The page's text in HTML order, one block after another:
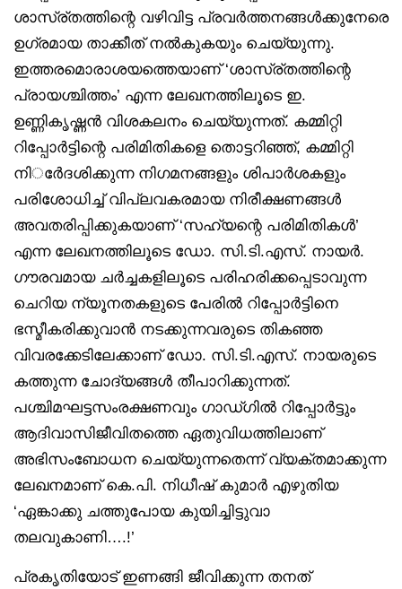
ശാസ്ര്തത്തിന്റെ വഴിവിട്ട പ്രവര്‍ത്തനങ്ങള്‍ക്കുനേരെ
ഉഗ്രമായ താക്കീത് നല്‍കുകയും ചെയ്യുന്നു.
ഇത്തരമൊരാശയത്തെയാണ് ‘ശാസ്ര്തത്തിന്റെ
പ്രായശ്ചിത്തം’ എന്ന ലേഖനത്തിലൂടെ ഇ.
ഉണ്ണികൃഷ്ണന്‍ വിശകലനം ചെയ്യുന്നത്. കമ്മിറ്റി
റിപ്പോര്‍ട്ടിന്റെ പരിമിതികളെ തൊട്ടറിഞ്ഞ്, കമ്മിറ്റി
നിര്‍േദശിക്കുന്ന നിഗമനങ്ങളും ശിപാര്‍ശകളും
പരിശോധിച്ച് വിപ്ലവകരമായ നിരീക്ഷണങ്ങള്‍
അവതരിപ്പിക്കുകയാണ് ‘സഹ്യന്റെ പരിമിതികള്‍’
എന്ന ലേഖനത്തിലൂടെ ഡോ. സി.ടി.എസ്. നായര്‍.
ഗൗരവമായ ചര്‍ച്ചകളിലൂടെ പരിഹരിക്കപ്പെടാവുന്ന
ചെറിയ ന്യൂനതകളുടെ പേരില്‍ റിപ്പോര്‍ട്ടിനെ
ഭസ്മീകരിക്കുവാന്‍ നടക്കുന്നവരുടെ തികഞ്ഞ
വിവരക്കേടിലേക്കാണ് ഡോ. സി.ടി.എസ്. നായരുടെ
കത്തുന്ന ചോദ്യങ്ങള്‍ തീപാറിക്കുന്നത്.
പശ്ചിമഘട്ടസംരക്ഷണവും ഗാഡ്ഗില്‍ റിപ്പോര്‍ട്ടും
ആദിവാസിജീവിതത്തെ ഏതുവിധത്തിലാണ്
അഭിസംബോധന ചെയ്യുന്നതെന്ന് വ്യക്തമാക്കുന്ന
ലേഖനമാണ് കെ.പി. നിധീഷ് കുമാര്‍ എഴുതിയ
‘ഏങ്കാക്കു ചത്തുപോയ കുയിച്ചിട്ടുവാ
തലവുകാണി….!’
പ്രകൃതിയോട് ഇണങ്ങി ജീവിക്കുന്ന തനത്